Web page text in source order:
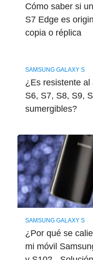
Cómo saber si
S7 Edge es
copia o réplica
SAMSUNG GALAXY S
¿Es resistente
S6, S7, S8, S9,
sumergibles?
SAMSUNG GALAXY S
¿Por qué se
mi móvil